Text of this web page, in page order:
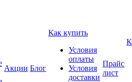
Акции Блог
Как купить
Условия
оплаты
Условия
доставки
Прайс
лист